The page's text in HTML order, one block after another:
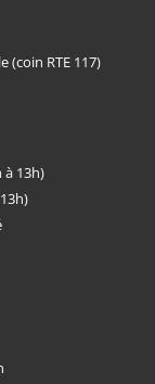
(coin RTE 117)
à 13h)